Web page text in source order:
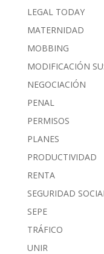
LEGAL TODAY
MATERNIDAD
MOBBING
MODIFICACIÓN
NEGOCIACIÓN
PENAL
PERMISOS
PLANES
PRODUCTIVIDAD
RENTA
SEGURIDAD
SEPE
TRÁFICO
UNIR